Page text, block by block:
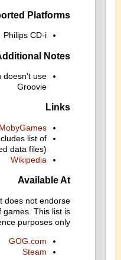
Platforms
Philips CD-i
Notes
doesn't use
Groovie
Links
MobyGames
list of
data files)
Wikipedia
Available At
does not endorse
games. This list is
purposes only.
GOG.com
Steam